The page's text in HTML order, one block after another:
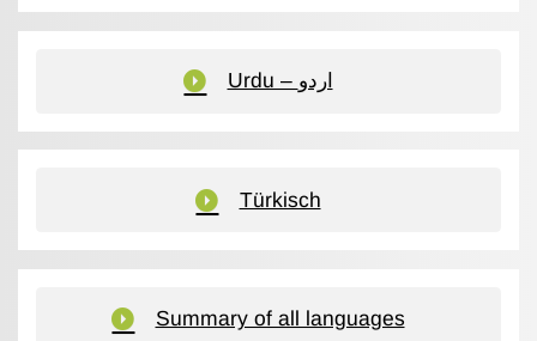
Urdu – اردو
Türkisch
Summary of all languages